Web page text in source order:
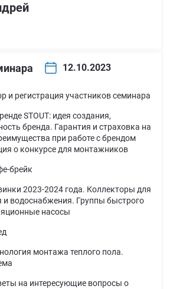
12.10.2023
и регистрация участников семинара
STOUT: идея создания,
бренда. Гарантия и страховка на
при работе с брендом
о конкурсе для монтажников
брейк
2023-2024 года. Коллекторы для
и водоснабжения. Группы быстрого
насосы
монтажа теплого пола.
на интересующие вопросы о